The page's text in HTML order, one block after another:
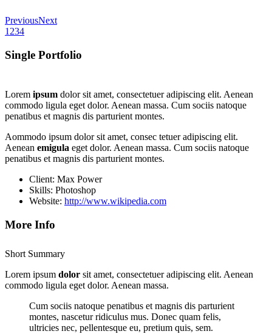
PreviousNext
1 234
Single Portfolio
Lorem ipsum dolor sit amet, consectetuer adipiscing elit. Aenean
commodo ligula eget dolor. Aenean massa. Cum sociis natoque
penatibus et magnis dis parturient montes.
Aommodo ipsum dolor sit amet, consec tetuer adipiscing elit.
Aenean emigula eget dolor. Aenean massa. Cum sociis natoque
penatibus et magnis dis parturient montes.
Client: Max Power
Skills: Photoshop
Website: http://www.wikipedia.com
More Info
Short Summary
Lorem ipsum dolor sit amet, consectetuer adipiscing elit. Aenean
commodo ligula eget dolor. Aenean massa.
Cum sociis natoque penatibus et magnis dis parturient
montes, nascetur ridiculus mus. Donec quam felis,
ultricies nec, pellentesque eu, pretium quis, sem.